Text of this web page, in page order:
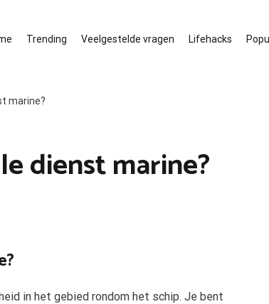
Trending Veelgestelde vragen Lifehacks
marine?
dienst marine?
in het gebied rondom het schip. Je bent